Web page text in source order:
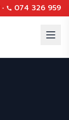
• 074 326 959